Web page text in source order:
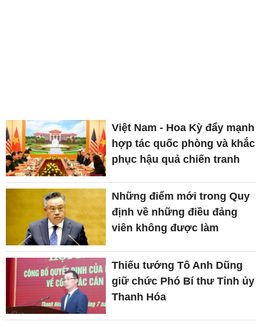
Việt Nam - Hoa Kỳ đẩy mạnh
hợp tác quốc phòng và khắc
phục hậu quả chiến tranh
Những điểm mới trong Quy
định về những điều đảng
viên không được làm
Thiếu tướng Tô Anh Dũng
giữ chức Phó Bí thư Tỉnh ủy
Thanh Hóa